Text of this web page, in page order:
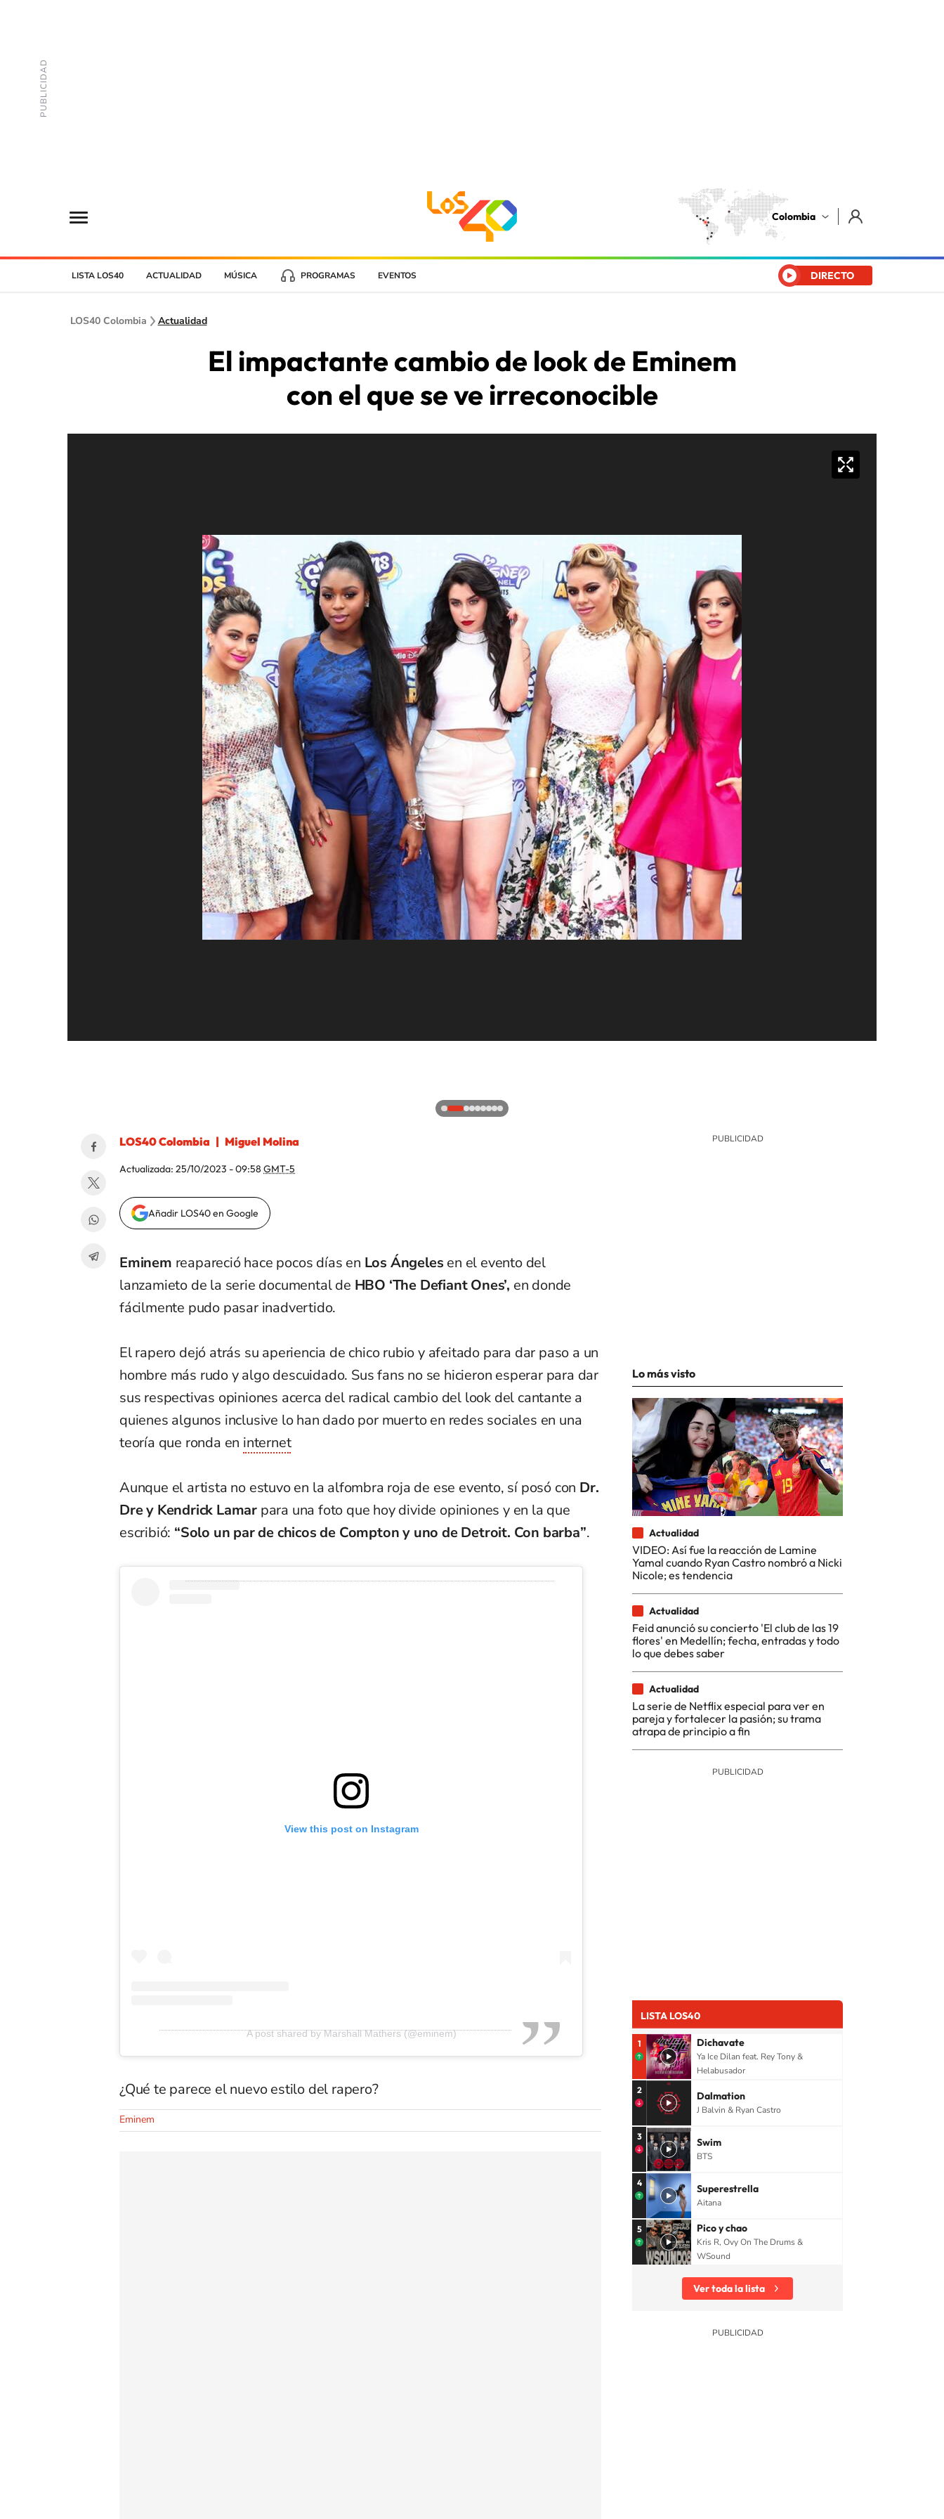
Colombia
LISTA LOS40 ACTUALIDAD MÚSICA PROGRAMAS EVENTOS DIRECTO
LOS40 Colombia Actualidad
El impactante cambio de look de Eminem
con el que se ve irreconocible
LOS40 Colombia Miguel Molina
Actualizada: 25/10/2023 - 09:58 GMT-5
Añadir LOS40 en Google
Eminem reapareció hace pocos días en Los Ángeles en el evento del
lanzamieto de la serie documental de HBO ‘The Defiant Ones’, en donde
fácilmente pudo pasar inadvertido.
El rapero dejó atrás su aperiencia de chico rubio y afeitado para dar paso a un
hombre más rudo y algo descuidado. Sus fans no se hicieron esperar para dar
sus respectivas opiniones acerca del radical cambio del look del cantante a
quienes algunos inclusive lo han dado por muerto en redes sociales en una
teoría que ronda en internet
Aunque el artista no estuvo en la alfombra roja de ese evento, sí posó con Dr.
Dre y Kendrick Lamar para una foto que hoy divide opiniones y en la que
escribió: “Solo un par de chicos de Compton y uno de Detroit. Con barba”.
View this post on Instagram
A post shared by Marshall Mathers (@eminem)
¿Qué te parece el nuevo estilo del rapero?
Eminem
Lo más visto
Actualidad
VIDEO: Así fue la reacción de Lamine
Yamal cuando Ryan Castro nombró a Nicki
Nicole; es tendencia
Actualidad
Feid anunció su concierto 'El club de las 19
flores' en Medellín; fecha, entradas y todo
lo que debes saber
Actualidad
La serie de Netflix especial para ver en
pareja y fortalecer la pasión; su trama
atrapa de principio a fin
LISTA LOS40
1 Dichavate
Ya Ice Dilan feat. Rey Tony &
Helabusador
2 Dalmation
J Balvin & Ryan Castro
3 Swim
BTS
4 Superestrella
Aitana
5 Pico y chao
Kris R, Ovy On The Drums &
WSound
Ver toda la lista